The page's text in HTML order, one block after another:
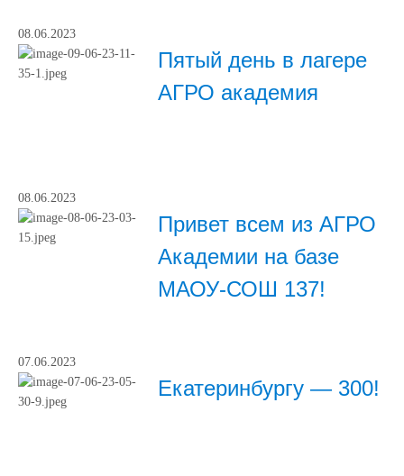
08.06.2023
Пятый день в лагере
АГРО академия
08.06.2023
Привет всем из АГРО
Академии на базе
МАОУ-СОШ 137!
07.06.2023
Екатеринбургу — 300!